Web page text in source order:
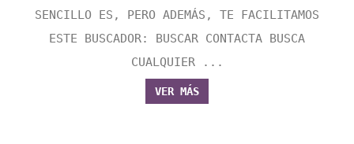
SENCILLO ES, PERO ADEMÁS, TE FACILITAMOS
ESTE BUSCADOR: BUSCAR CONTACTA BUSCA
CUALQUIER ...
VER MÁS